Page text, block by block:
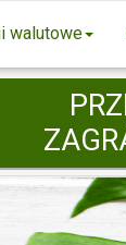
walutowe